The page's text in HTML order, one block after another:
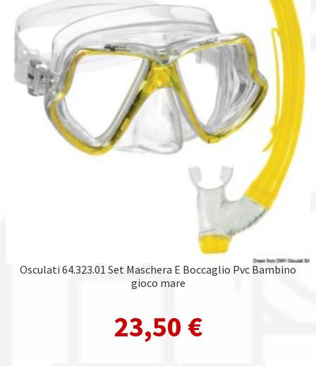
Osculati 64.323.01 Set Maschera E Boccaglio Pvc Bambino
gioco mare
23,50 €